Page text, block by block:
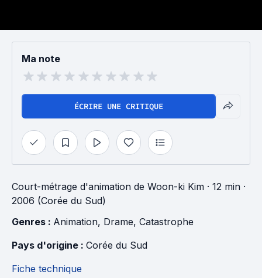
Ma note
ÉCRIRE UNE CRITIQUE
Court-métrage d'animation de Woon-ki Kim · 12 min ·
2006 (Corée du Sud)
Genres : Animation, Drame, Catastrophe
Pays d'origine : Corée du Sud
Fiche technique